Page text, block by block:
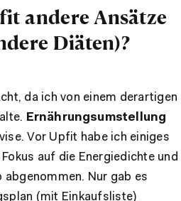
andere Ansätze
Diäten)?
da ich von einem derartigen
Ernährungsumstellung
Vor Upfit habe ich einiges
auf die Energiedichte und
abgenommen. Nur gab es
(mit Einkaufsliste)